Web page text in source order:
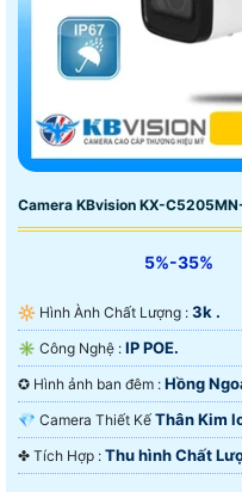
Camera KBvision KX-
5%-35%
🔆 Hình Ành Chất Lượng : 3k .
✳️ Công Nghệ : IP POE.
✪ Hình ảnh ban đêm : Hồng
💎 Camera Thiết Kế Thân Kim
️✤ Tích Hợp : Thu hình Chất